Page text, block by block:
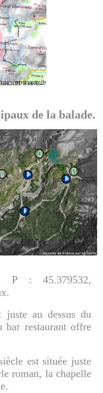
de la balade.
P : 45.379532,
juste au dessus du
bar restaurant offre
est située juste
roman, la chapelle